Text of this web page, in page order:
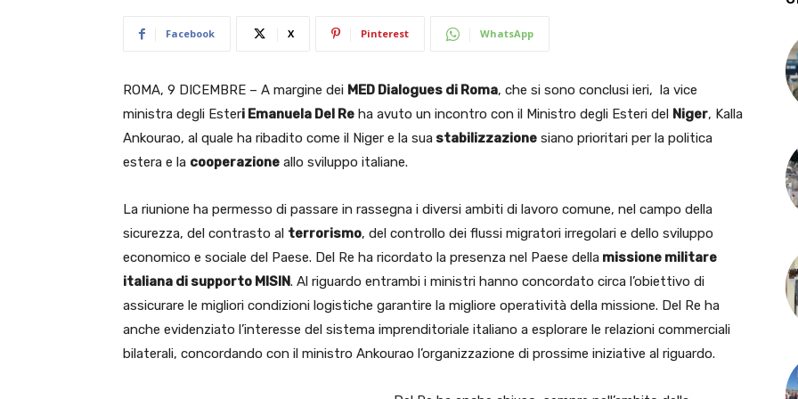
Facebook X Pinterest WhatsApp
ROMA, 9 DICEMBRE – A margine dei MED Dialogues di Roma, che si sono conclusi ieri, la vice
ministra degli Esteri Emanuela Del Re ha avuto un incontro con il Ministro degli Esteri del Niger, Kalla
Ankourao, al quale ha ribadito come il Niger e la sua stabilizzazione siano prioritari per la politica
estera e la cooperazione allo sviluppo italiane.
La riunione ha permesso di passare in rassegna i diversi ambiti di lavoro comune, nel campo della
sicurezza, del contrasto al terrorismo, del controllo dei flussi migratori irregolari e dello sviluppo
economico e sociale del Paese. Del Re ha ricordato la presenza nel Paese della missione militare
italiana di supporto MISIN. Al riguardo entrambi i ministri hanno concordato circa l’obiettivo di
assicurare le migliori condizioni logistiche garantire la migliore operatività della missione. Del Re ha
anche evidenziato l’interesse del sistema imprenditoriale italiano a esplorare le relazioni commerciali
bilaterali, concordando con il ministro Ankourao l’organizzazione di prossime iniziative al riguardo.